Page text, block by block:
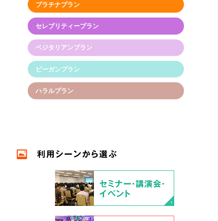
プラチナプラン
セレブリティープラン
ベジタリアンプラン
ビーガンプラン
ハラルプラン